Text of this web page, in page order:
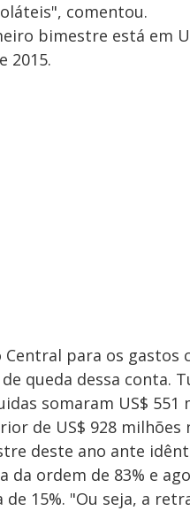
comentou.
bimestre está em
2015.
para os gastos
queda dessa conta.
somaram US$
de US$ 928 milhões
deste ano ante
da ordem de 83% e
15%. "Ou seja, a